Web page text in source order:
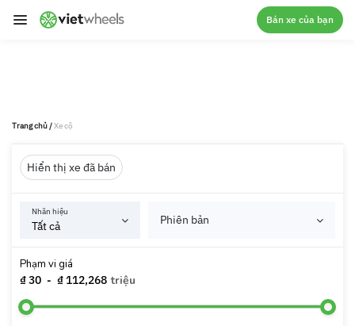
crossorigin
Bán xe của bạn
Trang chủ/Xe cộ
Hiển thị xe đã bán
Nhãn hiệu
Phiên bản
Phạm vi giá
₫ 30 - ₫ 112,268 triệu